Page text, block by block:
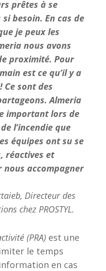
prêtes à se
besoin. En cas de
je peux les
nous avons
proximité. Pour
est ce qu’il y a
sont des
Almeria
important lors de
l’incendie que
équipes ont su se
réactives et
accompagner
Directeur des
chez PROSTYL.
(PRA) est une
le temps
en cas